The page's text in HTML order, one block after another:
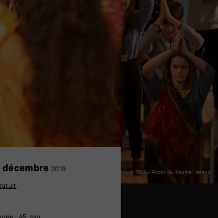
collectif Bollywood - Poitiers Film Festival 2019 - Photo Guillaume Héraud
décembre 20193